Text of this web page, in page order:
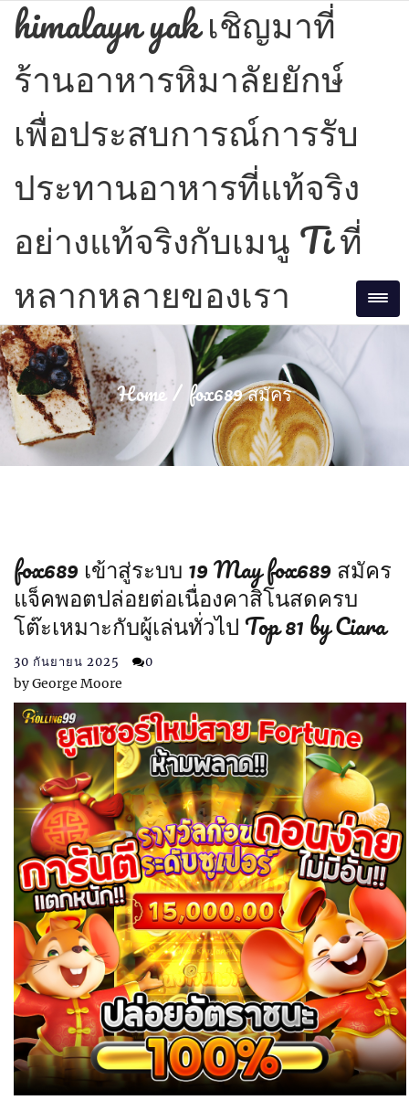
Skip
himalayn yak เชิญมาที่
ร้านอาหารหิมาลัยยักษ์
เพื่อประสบการณ์การรับ
ประทานอาหารที่แท้จริง
อย่างแท้จริงกับเมนู Ti ที่
หลากหลายของเรา
Home fox689 สมัคร
fox689 เข้าสู่ระบบ 19 May fox689 สมัคร
แจ็คพอตปล่อยต่อเนื่องคาสิโนสดครบ
โต๊ะเหมาะกับผู้เล่นทั่วไป Top 81 by Ciara
30 กันยายน 2025 0
byGeorge Moore